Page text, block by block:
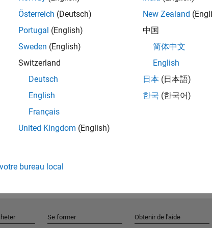
Rejoignez notre
Recevez des alertes pour des
personnalisées, des articles
l'entreprise.
Österreich (Deutsch)
Portugal (English)
Sweden (English)
Switzerland
Deutsch
English
Français
United Kingdom (English)
New Zealand
中国
简体中文
English
日本 (日本語)
한국 (한국어)
bureau local
Se former Obtenir de l'aide